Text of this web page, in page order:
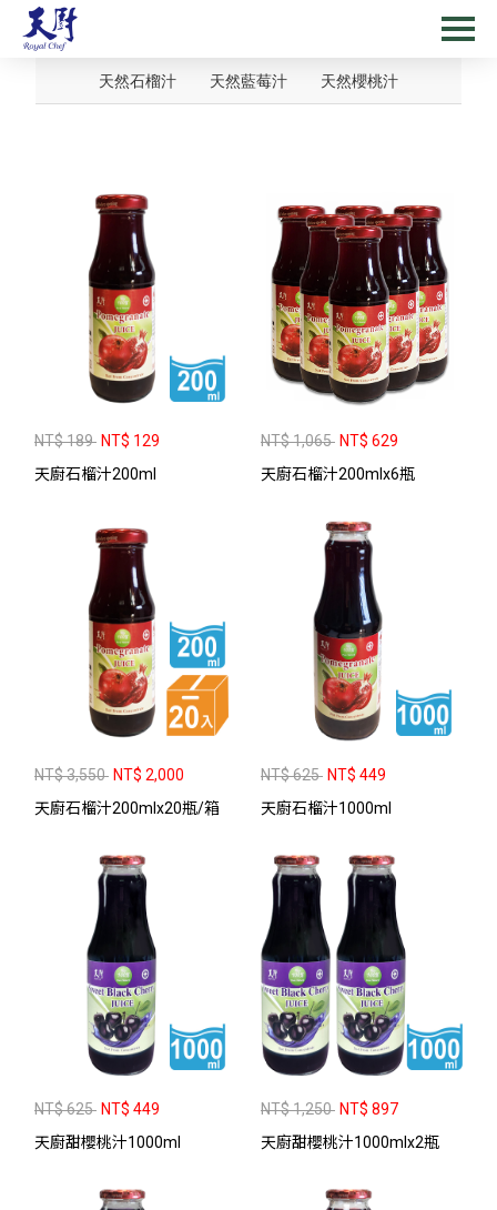
天然石榴汁 天然藍莓汁 天然櫻桃汁
NT$ 189 NT$ 129
天廚石榴汁200ml
NT$ 1,065 NT$ 629
天廚石榴汁200mlx6瓶
NT$ 3,550 NT$ 2,000
天廚石榴汁200mlx20瓶/箱
NT$ 625 NT$ 449
天廚石榴汁1000ml
NT$ 625 NT$ 449
天廚甜櫻桃汁1000ml
NT$ 1,250 NT$ 897
天廚甜櫻桃汁1000mlx2瓶